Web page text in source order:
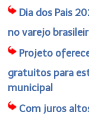
Dia dos Pais
no varejo
Projeto
gratuitos para
municipal
Com juros